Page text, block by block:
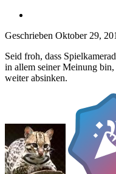
Geschrieben Oktober 29,
Seid froh, dass
in allem seiner Meinung
weiter absinken.